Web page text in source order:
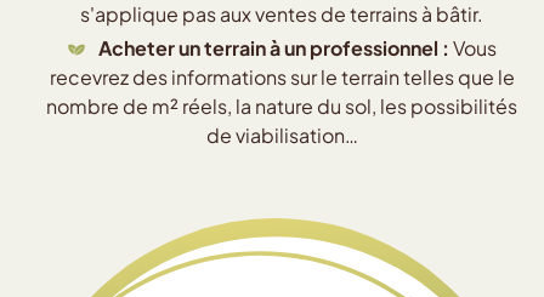
s'applique pas aux ventes de terrains à bâtir.
Acheter un terrain à un professionnel : Vous
recevrez des informations sur le terrain telles que le
nombre de m² réels, la nature du sol, les possibilités
de viabilisation…